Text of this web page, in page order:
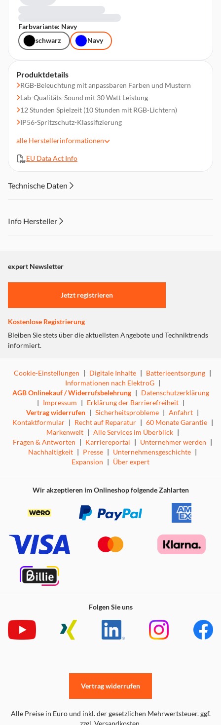
Produktdetails
RGB-Beleuchtung mit anpassbaren Farben und Mustern
Lab-Qualitäts-Sound mit 30 Watt Leistung
12 Stunden Spielzeit (10 Stunden mit RGB-Lichtern)
IP56-Spritzschutz-Klassifizierung
anpassbar
Abmessungen (B/H/T): 10,49 cm x 24,79 x 8,5 cm
alle Herstellerinformationen
EU Data Act Info
Farbvariante: Navy
schwarz
Navy
Technische Daten
Info Hersteller
"Marketing".
Einstellungen anpassen
expert Newsletter
Jetzt registrieren
Kostenlose Registrierung
Bleiben Sie stets über die aktuellsten Angebote und Techniktrends
informiert.
Cookie-Einstellungen | Digitale Inhalte | Batterieentsorgung |
Informationen nach ElektroG |
AGB Onlinekauf / Widerrufsbelehrung | Datenschutzerklärung
| Impressum | Erklärung der Barrierefreiheit |
Vertrag widerrufen | Sicherheitsprobleme | Anfahrt |
Kontaktformular | Recht auf Reparatur | 60 Monate Garantie |
Markenwelt | Alle Services im Überblick |
Fragen & Antworten | Karriereportal | Unternehmer werden |
Nachhaltigkeit | Presse | Unternehmensgeschichte |
Expansion | Über expert
Wir akzeptieren im Onlineshop folgende Zahlarten
Folgen Sie uns
Alle Preise in Euro und inkl. der gesetzlichen Mehrwertsteuer. ggf.
zzgl. Versandkosten.
Vertrag widerrufen